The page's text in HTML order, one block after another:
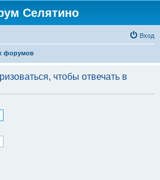
Селятино
Вход
форумов
чтобы отвечать в